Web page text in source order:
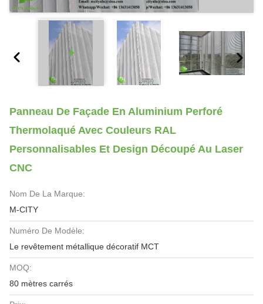
Panneau De Façade En Aluminium Perforé
Thermolaqué Avec Couleurs RAL
Personnalisables Et Design Découpé Au Laser
CNC
Nom De La Marque:
M-CITY
Numéro De Modèle:
Le revêtement métallique décoratif MCT
MOQ:
80 mètres carrés